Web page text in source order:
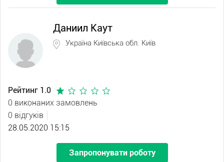
Даниил Каут
Україна Київська обл. Київ
Рейтинг 1.0
0 виконаних замовлень
0 відгуків
28.05.2020 15:15
Запропонувати роботу